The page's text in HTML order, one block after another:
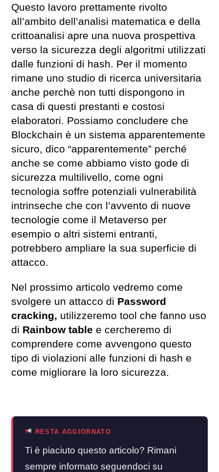
Questo lavoro prettamente rivolto
all’ambito dell’analisi matematica e della
crittoanalisi apre una nuova prospettiva
verso la sicurezza degli algoritmi utilizzati
dalle funzioni di hash. Per il momento
rimane uno studio di ricerca universitaria
anche perchè non tutti dispongono in
casa di questi prestanti e costosi
elaboratori. Possiamo concludere che
Blockchain è un sistema apparentemente
sicuro, dico “apparentemente” perché
anche se come abbiamo visto gode di
sicurezza multilivello, come ogni
tecnologia soffre potenziali vulnerabilità
intrinseche che con l’avvento di nuove
tecnologie come il Metaverso per
esempio o altri sistemi entranti,
potrebbero ampliare la sua superficie di
attacco.
Nel prossimo articolo vedremo come
svolgere un attacco di Password
cracking, utilizzeremo tool che fanno uso
di Rainbow table e cercheremo di
comprendere come avvengono questo
tipo di violazioni alle funzioni di hash e
come migliorare la loro sicurezza.
RESTA AGGIORNATO
Ti è piaciuto questo articolo? Rimani
sempre informato seguendoci su